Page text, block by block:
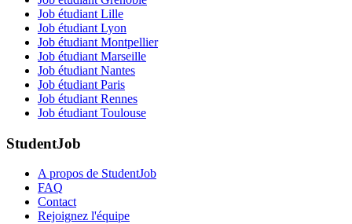
Job étudiant Lille
Job étudiant Lyon
Job étudiant Montpellier
Job étudiant Marseille
Job étudiant Nantes
Job étudiant Paris
Job étudiant Rennes
Job étudiant Toulouse
StudentJob
A propos de StudentJob
FAQ
Contact
Rejoignez l'équipe